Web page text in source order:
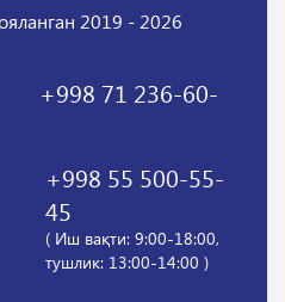
2019 - 2026
+998 71 236-60-
+998 55 500-55-
45
( Иш вақти: 9:00-18:00,
тушлик: 13:00-14:00 )